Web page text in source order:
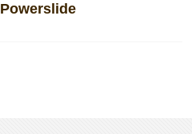
Powerslide